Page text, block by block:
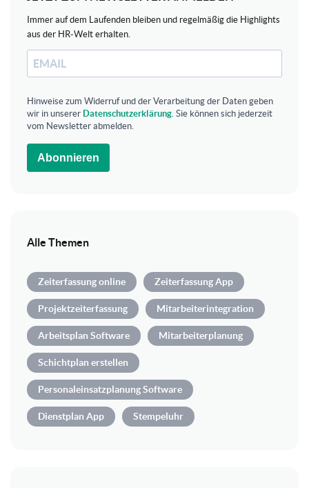
Immer auf dem Laufenden bleiben und regelmäßig die Highlights
aus der HR-Welt erhalten.
Hinweise zum Widerruf und der Verarbeitung der Daten geben
wir in unserer Datenschutzerklärung . Sie können sich jederzeit
vom Newsletter abmelden.
Abonnieren
Alle Themen
Zeiterfassung online Zeiterfassung App
Projektzeiterfassung Mitarbeiterintegration
Arbeitsplan Software Mitarbeiterplanung
Schichtplan erstellen
Personaleinsatzplanung Software
Dienstplan App Stempeluhr